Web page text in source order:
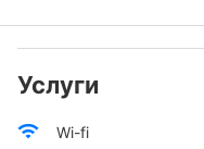
Услуги
Wi-fi